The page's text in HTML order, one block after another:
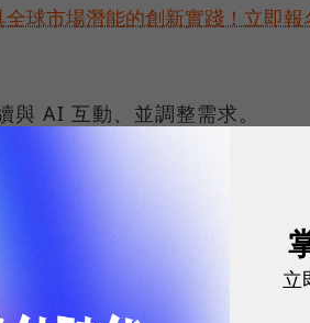
球市場潛能的創新實踐！立即
與 AI 互動、並調整需求。
立